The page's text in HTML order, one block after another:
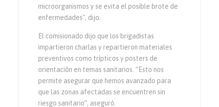
microorganismos y se evita el posible brote de
enfermedades”, dijo.
El comisionado dijo que los brigadistas
impartieron charlas y repartieron materiales
preventivos como trípticos y posters de
orientación en temas sanitarios. “Esto nos
permite asegurar que hemos avanzado para
que las zonas afectadas se encuentren sin
riesgo sanitario”, aseguró.